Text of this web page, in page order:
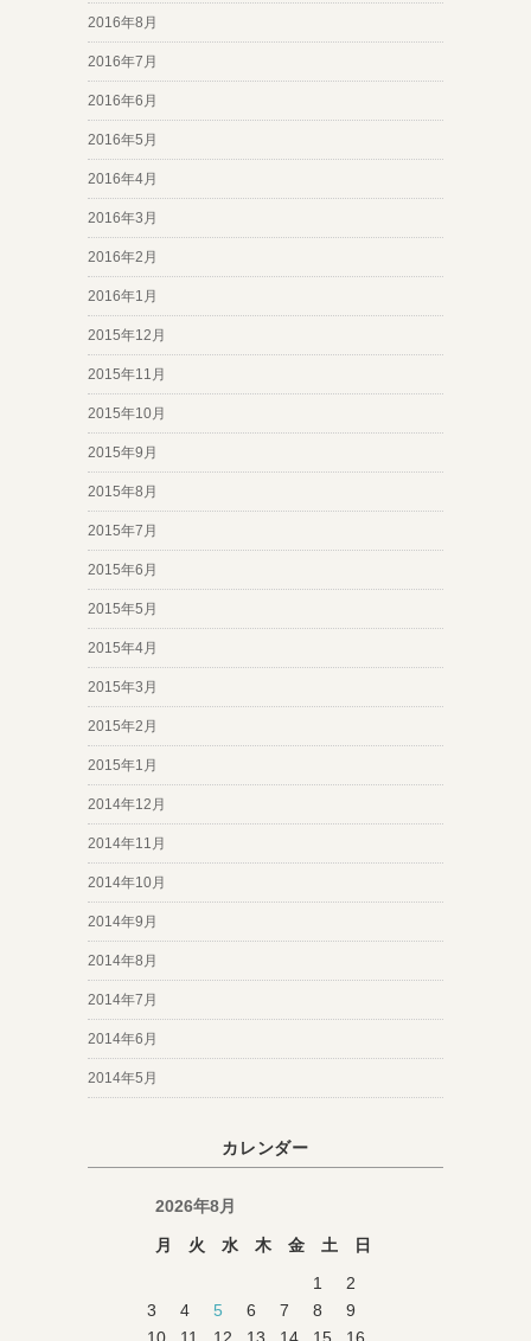
2016年8月
2016年7月
2016年6月
2016年5月
2016年4月
2016年3月
2016年2月
2016年1月
2015年12月
2015年11月
2015年10月
2015年9月
2015年8月
2015年7月
2015年6月
2015年5月
2015年4月
2015年3月
2015年2月
2015年1月
2014年12月
2014年11月
2014年10月
2014年9月
2014年8月
2014年7月
2014年6月
2014年5月
カレンダー
2026年8月
月 火 水 木 金 土
日
1
2
3
4 5 6 7 8
9
10
11 12 13 14 15
16